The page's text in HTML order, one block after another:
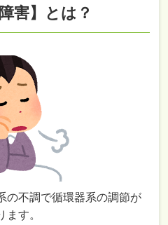
害】とは？
の不調で循環器系の調節が
ます。